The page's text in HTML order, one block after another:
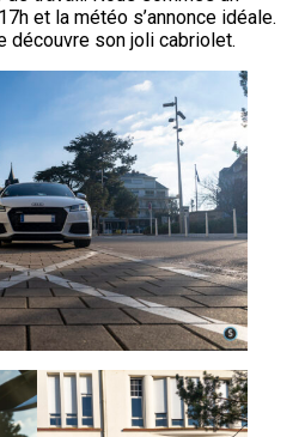
et la météo s’annonce idéale.
découvre son joli cabriolet.